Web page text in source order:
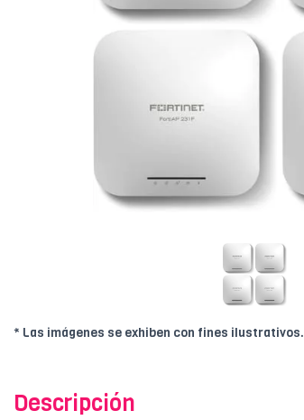
* Las imágenes se exhiben con fines ilustrativos.
Descripción